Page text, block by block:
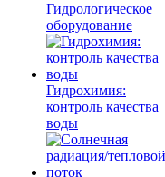
Гидрологическое
оборудование
Гидрохимия:
контроль качества
воды